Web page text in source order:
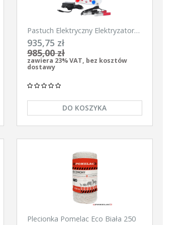
Pastuch Elektryczny Elektryzator
uniwersalny Pomelac AS-6300
6,3Jula
935,75 zł
985,00 zł
zawiera 23% VAT, bez kosztów
dostawy
DO KOSZYKA
Plecionka Pomelac Eco Biała 250